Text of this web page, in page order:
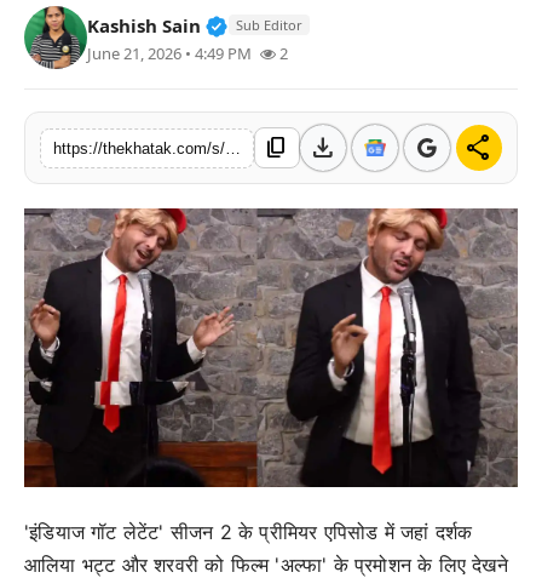
बॉलीवुड
खेल
लाइफस्टाइल
Kashish Sain Verified Public Figure • 11 Jun,
Sub Editor
June 21, 2026 • 4:49 PM 2
content_copy download share
'इंडियाज गॉट लेटेंट' सीजन 2 के प्रीमियर एपिसोड में जहां दर्शक
आलिया भट्ट और शरवरी को फिल्म 'अल्फा' के प्रमोशन के लिए देखने